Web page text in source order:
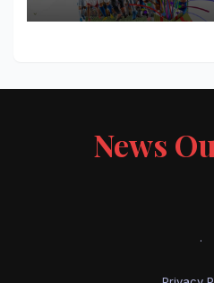
News
.